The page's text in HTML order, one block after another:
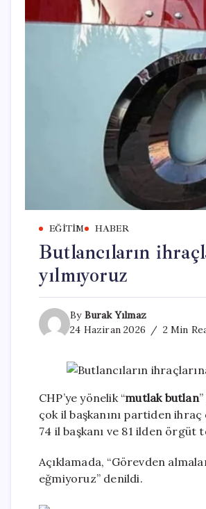
EĞITIM HABER
Butlancıların
yılmıyoruz
By Burak Yılmaz
24 Haziran 2026
2 Min
CHP’ye yönelik “mutlak butlan
çok il başkanını partiden
74 il başkanı ve 81 ilden örgüt
Açıklamada, “Görevden
eğmiyoruz” denildi.